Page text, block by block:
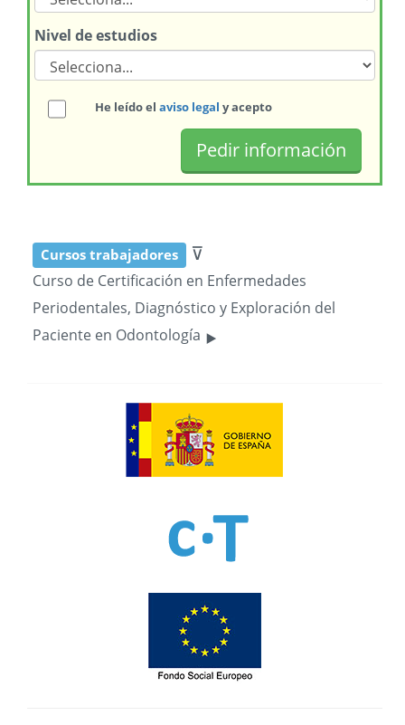
Nivel de estudios
He leído el aviso legal y acepto
Cursos trabajadores ⊽
Curso de Certificación en Enfermedades
Periodentales, Diagnóstico y Exploración del
Paciente en Odontología ‣